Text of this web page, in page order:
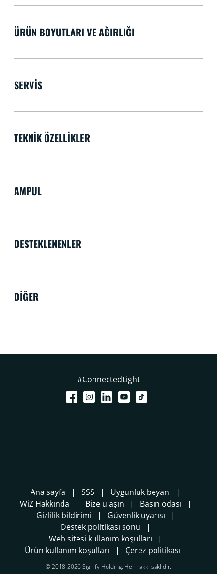
ÜRÜN BOYUTLARI VE AĞIRLIĞI
SERVIS
TEKNIK ÖZELLIKLER
AMPUL
DESTEKLENENLER
DIĞER
#ConnectedLight
Ana sayfa SSS
Uygunluk beyanı
WiZ Hakkında
Bize ulaşın
Basın odası
Gizlilik bildirimi
Güvenlik uyarısı
Destek politikası sonu
Web sitesi kullanım koşulları
Ürün kullanım koşulları
Çerez politikası
© 2018-2026 Signify Holding. Her hakkı saklıdır.